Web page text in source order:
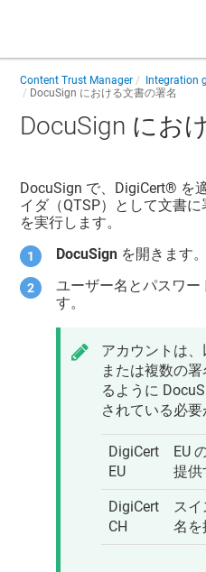
Content Trust Manager Integration
DocuSign における文書の署名
DocuSign にお
DocuSign で、 DigiCert​​®​​ を
イダ（QTSP）として文書
を実行します。
DocuSign を開きます。
ユーザー名とパスワー
す。
アカウントは
または複数の
るように
されている必要
DigiCert
EU
EU
提供
DigiCert
CH
スイ
名を